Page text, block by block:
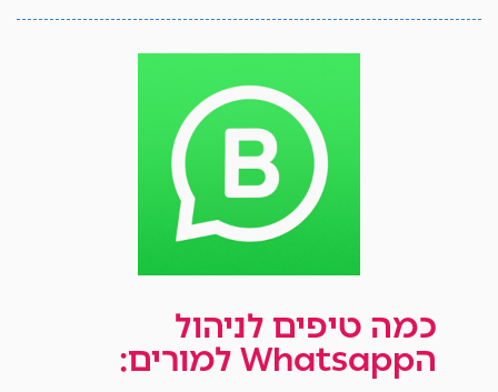
כמה טיפים לניהול
הWhatsapp למורים: